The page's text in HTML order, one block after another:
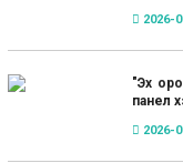
2026-
"Эх
панел
2026-